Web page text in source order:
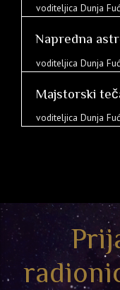
voditeljica Dunja
Napredna
voditeljica Dunja
Majstorski
voditeljica Dunja